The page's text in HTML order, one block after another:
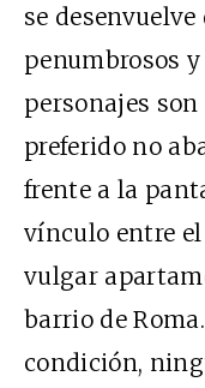
se
penumbrosos
personajes
preferido no
frente a la
vínculo entre
vulgar
barrio de
condición,